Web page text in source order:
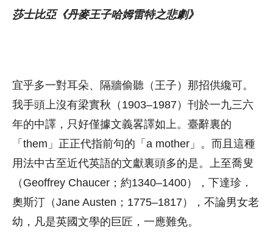
莎士比亞《丹麥王子哈姆雷特之悲劇》
宜乎多一對耳朵、隔牆偷聽（王子）那招供纔可。
我手頭上沒有梁實秋（1903–1987）刊於一九三六
年的中譯，只好僅據文義畧譯如上。臺辭裏的
「them」正正代指前句的「a mother」。而且這種
用法中古至近代英語的文獻裏頭多的是。上至喬叟
（Geoffrey Chaucer；約1340–1400），下達珍．
奧斯汀（Jane Austen；1775–1817），不論男女老
幼，凡是英國文學的巨匠，一應難免。